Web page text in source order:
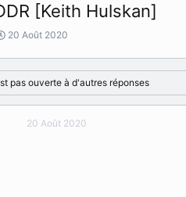
[Keith Hulskan]
D
t
d
e
20 Août 2020
pas ouverte à d'autres réponses
20 Août 2020